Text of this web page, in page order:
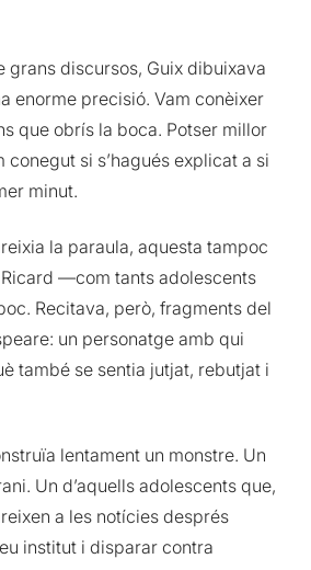
grans discursos, Guix dibuixava
enorme precisió. Vam conèixer
que obrís la boca. Potser millor
conegut si s’hagués explicat a si
minut.
la paraula, aquesta tampoc
—com tants adolescents
Recitava, però, fragments del
un personatge amb qui
també se sentia jutjat, rebutjat i
lentament un monstre. Un
Un d’aquells adolescents que,
a les notícies després
institut i disparar contra